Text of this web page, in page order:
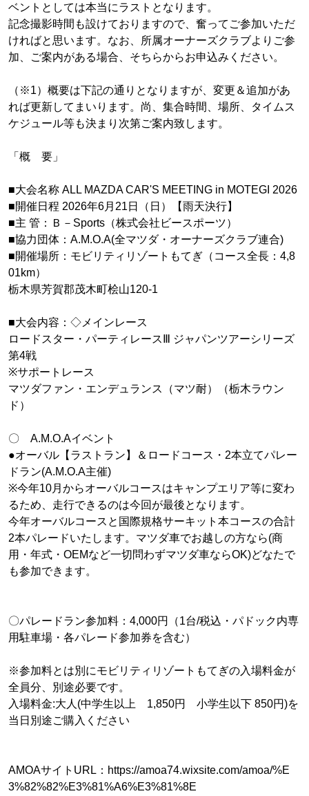
ベントとしては本当にラストとなります。
記念撮影時間も設けておりますので、奮ってご参加いただ
ければと思います。なお、所属オーナーズクラブよりご参
加、ご案内がある場合、そちらからお申込みください。
（※1）概要は下記の通りとなりますが、変更＆追加があ
れば更新してまいります。尚、集合時間、場所、タイムス
ケジュール等も決まり次第ご案内致します。
「概 要」
■大会名称 ALL MAZDA CAR'S MEETING in MOTEGI 2026
■開催日程 2026年6月21日（日）【雨天決行】
■主 管：Ｂ－Sports（株式会社ビースポーツ）
■協力団体：A.M.O.A(全マツダ・オーナーズクラブ連合)
■開催場所：モビリティリゾートもてぎ（コース全長：4,8
01km）
栃木県芳賀郡茂木町桧山120-1
■大会内容：◇メインレース
ロードスター・パーティレースⅢ ジャパンツアーシリーズ
第4戦
※サポートレース
マツダファン・エンデュランス（マツ耐）（栃木ラウン
ド）
〇 A.M.O.Aイベント
●オーバル【ラストラン】＆ロードコース・2本立てパレー
ドラン(A.M.O.A主催)
※今年10月からオーバルコースはキャンプエリア等に変わ
るため、走行できるのは今回が最後となります。
今年オーバルコースと国際規格サーキット本コースの合計
2本パレードいたします。マツダ車でお越しの方なら(商
用・年式・OEMなど一切問わずマツダ車ならOK)どなたで
も参加できます。
〇パレードラン参加料：4,000円（1台/税込・パドック内専
用駐車場・各パレード参加券を含む）
※参加料とは別にモビリティリゾートもてぎの入場料金が
全員分、別途必要です。
入場料金:大人(中学生以上 1,850円 小学生以下 850円)を
当日別途ご購入ください
AMOAサイトURL：https://amoa74.wixsite.com/amoa/%E
3%82%82%E3%81%A6%E3%81%8E